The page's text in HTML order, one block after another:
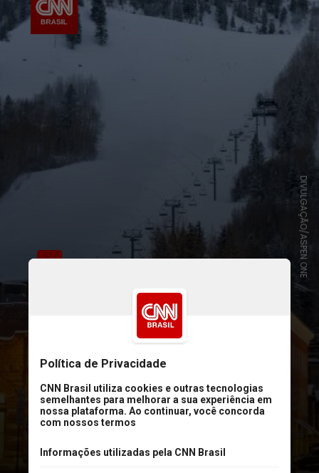
DIVULGAÇÃO/ASPEN ONE
impulsionam o destino. O metro
quadrado é um dos mais caros do
país, com um mercado imobiliário
aquecido, em que casas saem em
R$ 120 milhões)